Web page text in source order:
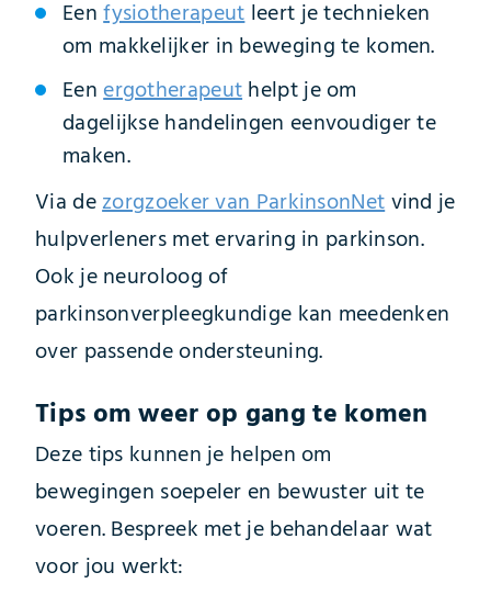
Eenfysiotherapeutleert je technieken
om makkelijker in beweging te komen.
Eenergotherapeuthelpt je om
dagelijkse handelingen eenvoudiger te
maken.
Via dezorgzoeker van ParkinsonNetvind je
hulpverleners met ervaring in parkinson.
Ook je neuroloog of
parkinsonverpleegkundige kan meedenken
over passende ondersteuning.
Tips om weer op gang te komen
Deze tips kunnen je helpen om
bewegingen soepeler en bewuster uit te
voeren. Bespreek met je behandelaar wat
voor jou werkt: